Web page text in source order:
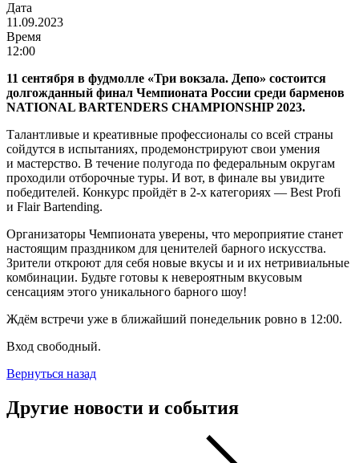
Дата
11.09.2023
Время
12:00
11 сентября в фудмолле «Три вокзала. Депо» состоится
долгожданный финал Чемпионата России среди барменов
NATIONAL BARTENDERS CHAMPIONSHIP 2023.
Талантливые и креативные профессионалы со всей страны
сойдутся в испытаниях, продемонстрируют свои умения
и мастерство. В течение полугода по федеральным округам
проходили отборочные туры. И вот, в финале вы увидите
победителей. Конкурс пройдёт в 2-х категориях — Best Profi
и Flair Bartending.
Организаторы Чемпионата уверены, что мероприятие станет
настоящим праздником для ценителей барного искусства.
Зрители откроют для себя новые вкусы и и их нетривиальные
комбинации. Будьте готовы к невероятным вкусовым
сенсациям этого уникального барного шоу!
Ждём встречи уже в ближайший понедельник ровно в 12:00.
Вход свободный.
Вернуться назад
Другие новости и события